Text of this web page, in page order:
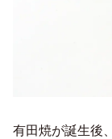
有田焼が誕生後